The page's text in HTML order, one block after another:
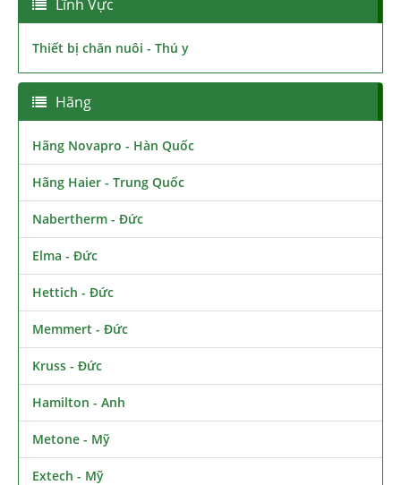
Lĩnh Vực
Thiết bị chăn nuôi - Thú y
Hãng
Hãng Novapro - Hàn Quốc
Hãng Haier - Trung Quốc
Nabertherm - Đức
Elma - Đức
Hettich - Đức
Memmert - Đức
Kruss - Đức
Hamilton - Anh
Metone - Mỹ
Extech - Mỹ